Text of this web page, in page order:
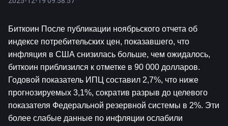
Биткоин После публикации ноябрьского отчета об
индексе потребительских цен, показавшего, что
инфляция в США снизилась больше, чем ожидалось,
биткоин приблизился к отметке в 90 000 долларов.
Годовой показатель ИПЦ составил 2,7%, что ниже
прогнозируемых 3,1%, сократив разрыв до целевого
показателя Федеральной резервной системы в 2%. Эти
более слабые данные по инфляции ослабили